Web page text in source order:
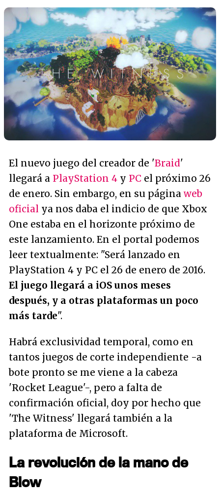
El nuevo juego del creador de 'Braid'
llegará a PlayStation 4 y PC el próximo 26
de enero. Sin embargo, en su página web
oficial ya nos daba el indicio de que Xbox
One estaba en el horizonte próximo de
este lanzamiento. En el portal podemos
leer textualmente: "Será lanzado en
PlayStation 4 y PC el 26 de enero de 2016.
El juego llegará a iOS unos meses
después, y a otras plataformas un poco
más tarde".
Habrá exclusividad temporal, como en
tantos juegos de corte independiente -a
bote pronto se me viene a la cabeza
'Rocket League'-, pero a falta de
confirmación oficial, doy por hecho que
'The Witness' llegará también a la
plataforma de Microsoft.
La revolución de la mano de
Blow